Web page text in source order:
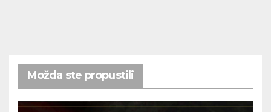
Možda ste propustili